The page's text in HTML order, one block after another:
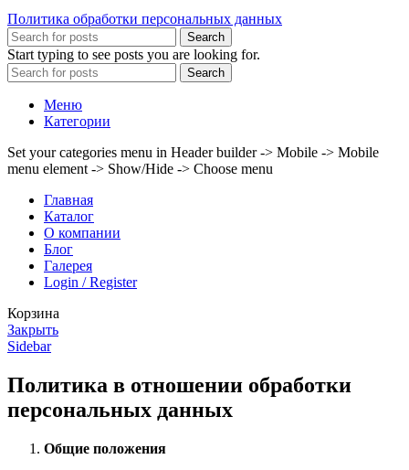
Политика обработки персональных данных
Search
Start typing to see posts you are looking for.
Search
Меню
Категории
Set your categories menu in Header builder -> Mobile -> Mobile
menu element -> Show/Hide -> Choose menu
Главная
Каталог
О компании
Блог
Галерея
Login / Register
Корзина
Закрыть
Sidebar
Политика в отношении обработки
персональных данных
Общие положения